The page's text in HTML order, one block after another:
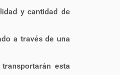
y cantidad de
a través de una
esta